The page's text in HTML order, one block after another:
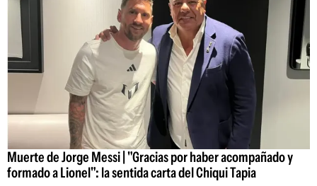
Muerte de Jorge Messi | "Gracias por haber acompañado y
formado a Lionel": la sentida carta del Chiqui Tapia